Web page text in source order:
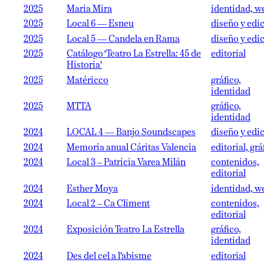
2025
Maria Mira
identidad,
2025
Local 6 — Esneu
diseño y
2025
Local 5 — Candela en Rama
diseño y
2025
Catálogo ‘Teatro La Estrella: 45 de
Historia’
editorial
2025 Matéricco
gráfico,
identidad
2025
MTTA
gráfico,
identidad
2024
LOCAL 4 — Banjo Soundscapes
diseño y
2024
Memoria anual Cáritas Valencia
editorial,
2024
Local 3 – Patricia Varea Milán
contenidos,
editorial
2024
Esther Moya
identidad,
2024
Local 2 – Ca Climent
contenidos,
editorial
2024
Exposición Teatro La Estrella
gráfico,
identidad
2024
Des del cel a l’abisme
editorial